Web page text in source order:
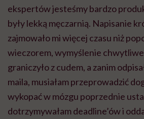
ekspertów jesteśmy bardzo
były lekką męczarnią. Napisanie
zajmowało mi więcej czasu niż
wieczorem, wymyślenie
graniczyło z cudem, a zanim
maila, musiałam przeprowadzić
wykopać w mózgu poprzednie
dotrzymywałam deadline’ów i